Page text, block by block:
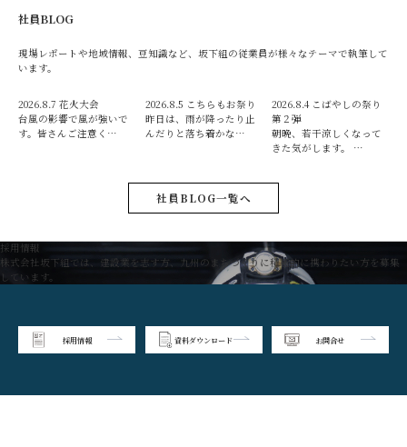
社員BLOG
現場レポートや地域情報、豆知識など、坂下組の従業員が様々なテーマで執筆して
います。
2026.8.7 花火大会
台風の影響で風が強いで
す。皆さんご注意く…
2026.8.5 こちらもお祭り
昨日は、雨が降ったり止
んだりと落ち着かな…
2026.8.4 こばやしの祭り
第２弾
朝晩、若干涼しくなって
きた気がします。 …
社員BLOG一覧へ
採用情報
株式会社坂下組では、建設業を志す方、九州のまちづくりに積極的に携わりたい方を募集
しています。
採用情報 資料ダウンロード お問合せ